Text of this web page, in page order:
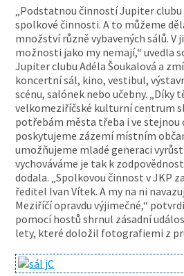
„Podstatnou činností Jupiter
spolkové činnosti. A to můžeme
množství různě vybavených sálů. V
možnosti jako my nemají,“ uvedla
Jupiter clubu Adéla Šoukalová a
koncertní sál, kino, vestibul,
scénu, salónek nebo učebny.
velkomeziříčské kulturní centrum
potřebám města třeba i ve stejnou
poskytujeme zázemí místním
umožňujeme mladé generaci
vychováváme je tak k
dodala. „Spolkovou činnost v JKP
ředitel Ivan Vítek. A my na ni
Meziříčí opravdu výjimečné,“
pomocí hostů shrnul zásadní
lety, které doložil fotografiemi z